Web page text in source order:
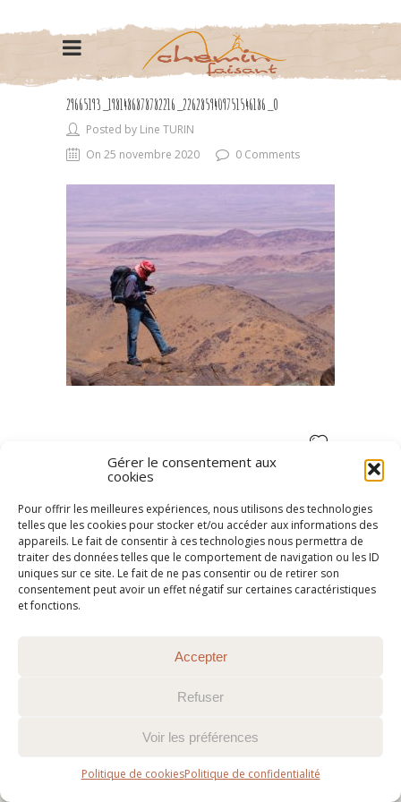
Gérer le consentement aux
cookies
Pour offrir les meilleures expériences, nous utilisons des technologies
telles que les cookies pour stocker et/ou accéder aux informations des
appareils. Le fait de consentir à ces technologies nous permettra de
traiter des données telles que le comportement de navigation ou les ID
uniques sur ce site. Le fait de ne pas consentir ou de retirer son
consentement peut avoir un effet négatif sur certaines caractéristiques
et fonctions.
Accepter
Refuser
Voir les préférences
Politique de cookiesPolitique de confidentialité
29665193_1981486878782216_2262859409751546186_O
Posted by Line TURIN
On 25 novembre 2020
0 Comments
@2015-2026 Chemin Faisant